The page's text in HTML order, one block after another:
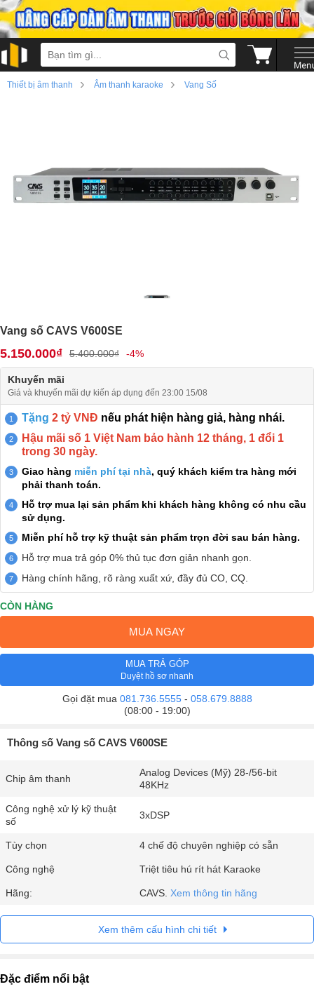
Thiết bị âm thanh › Âm thanh karaoke › Vang Số
Vang số CAVS V600SE
5.150.000₫ 5.400.000₫ -4%
Khuyến mãi
Giá và khuyến mãi dự kiến áp dụng đến 23:00 15/08
Tặng 2 tỷ VNĐ nếu phát hiện hàng giả, hàng nhái.
Hậu mãi số 1 Việt Nam bảo hành 12 tháng, 1 đổi 1
trong 30 ngày.
Giao hàng miễn phí tại nhà, quý khách kiểm tra hàng mới
phải thanh toán.
Hỗ trợ mua lại sản phẩm khi khách hàng không có nhu cầu
sử dụng.
Miễn phí hỗ trợ kỹ thuật sản phẩm trọn đời sau bán hàng.
Hỗ trợ mua trả góp 0% thủ tục đơn giản nhanh gọn.
Hàng chính hãng, rõ ràng xuất xứ, đầy đủ CO, CQ.
CÒN HÀNG
MUA NGAY
MUA TRẢ GÓP
Duyệt hồ sơ nhanh
Gọi đặt mua 081.736.5555- 058.679.8888
(08:00 - 19:00)
Thông số Vang số CAVS V600SE
Chip âm thanh
Analog Devices (Mỹ) 28-/56-bit
48KHz
Công nghệ xử lý kỹ thuật
số
3xDSP
Tùy chọn 4 chế độ chuyên nghiệp có sẵn
Công nghệ Triệt tiêu hú rít hát Karaoke
Hãng: CAVS. Xem thông tin hãng
Xem thêm cấu hình chi tiết
Đặc điểm nổi bật